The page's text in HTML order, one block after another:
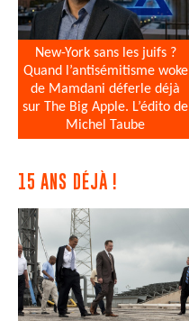
New-York sans les juifs ?
Quand l’antisémitisme woke
de Mamdani déferle déjà
sur The Big Apple. L’édito de
Michel Taube
15 ANS DÉJÀ !